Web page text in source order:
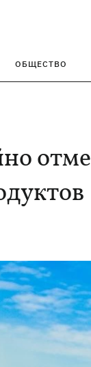
ОБЩЕСТВО